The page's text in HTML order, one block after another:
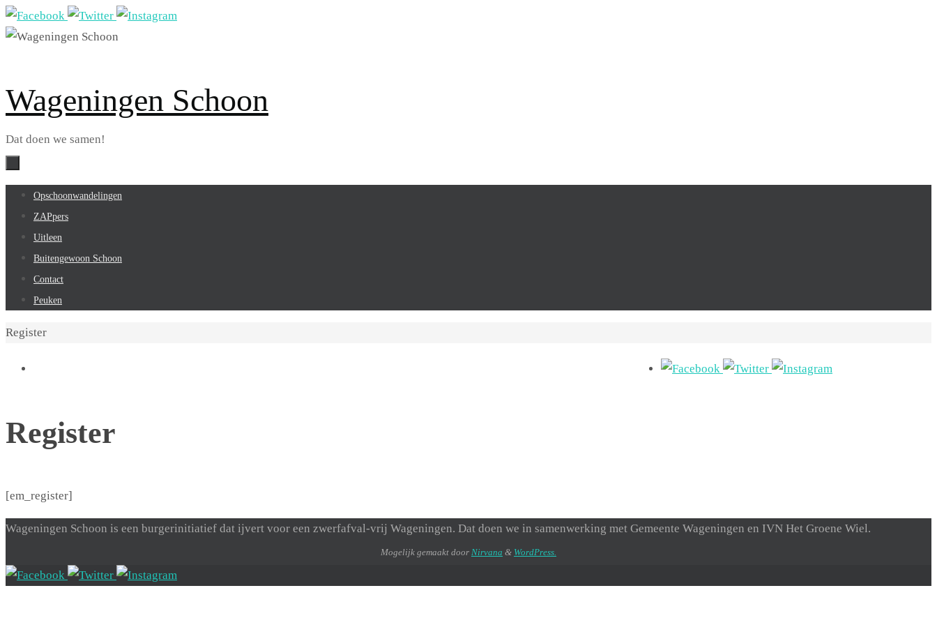
Ga
naar
Wageningen Schoon
Dat doen we samen!
naar
inhoud
Opschoonwandelingen
ZAPpers
Uitleen
Buitengewoon Schoon
Contact
Peuken
Home
Register
Register
[em_register]
Wageningen Schoon is een burgerinitiatief dat ijvert voor een zwerfafval-vrij Wageningen. Dat doen we in samenwerking met Gemeente Wageningen en IVN Het Groene Wiel.
Mogelijk gemaakt door Nirvana & WordPress.